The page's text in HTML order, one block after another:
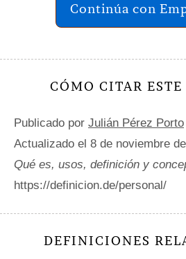
Continúa con
CÓMO CITAR
Publicado por Julián Pérez Porto
Actualizado el 8 de noviembre
Qué es, usos, definición y
https://definicion.de/personal/
DEFINICIONES